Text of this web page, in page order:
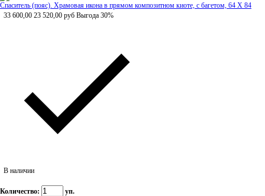
Спаситель (пояс). Храмовая икона в прямом композитном киоте, с багетом, 64 Х 84
33 600,00 23 520,00 руб Выгода 30%
В наличии
Количество: уп.